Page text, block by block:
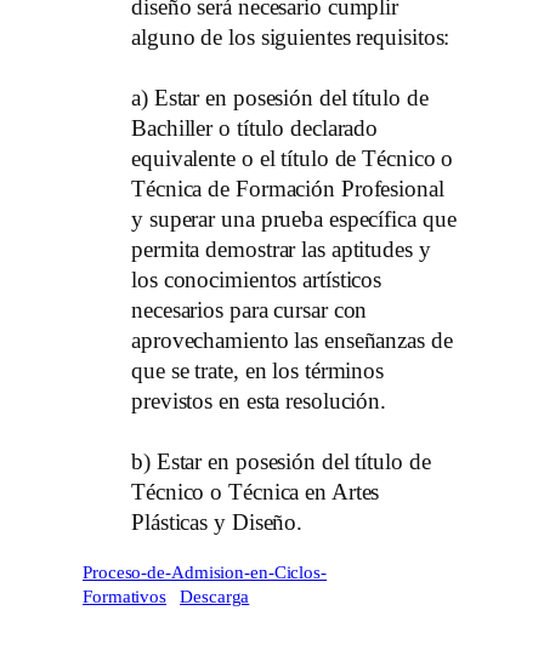
diseño será necesario cumplir
alguno de los siguientes requisitos:
a) Estar en posesión del título de
Bachiller o título declarado
equivalente o el título de Técnico o
Técnica de Formación Profesional
y superar una prueba específica que
permita demostrar las aptitudes y
los conocimientos artísticos
necesarios para cursar con
aprovechamiento las enseñanzas de
que se trate, en los términos
previstos en esta resolución.
b) Estar en posesión del título de
Técnico o Técnica en Artes
Plásticas y Diseño.
Proceso-de-Admision-en-Ciclos-
Formativos
Descarga